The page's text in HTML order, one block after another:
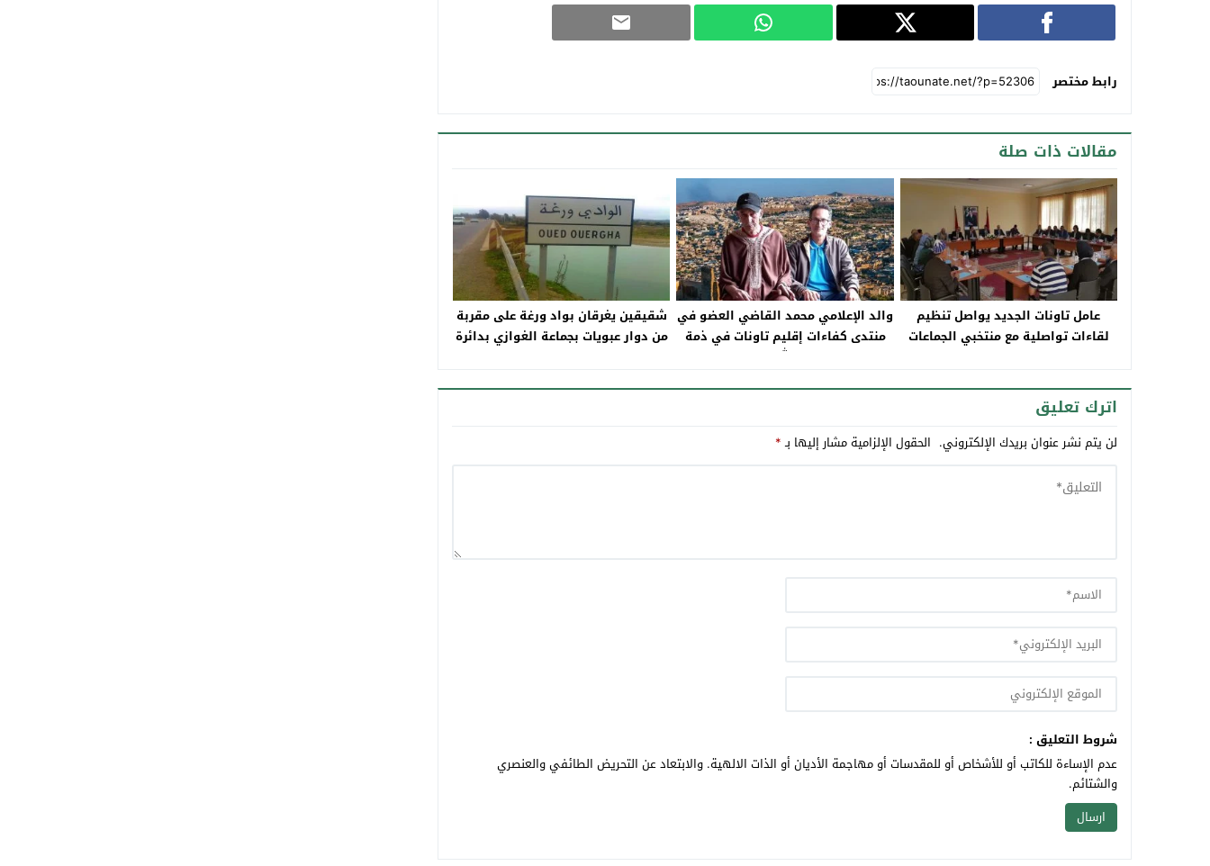
رابط مختصر
مقالات ذات صلة
عامل تاونات الجديد يواصل تنظيم
لقاءات تواصلية مع منتخبي الجماعات
والد الإعلامي محمد القاضي العضو في
منتدى كفاءات إقليم تاونات في ذمة
الله
شقيقين يغرقان بواد ورغة على مقربة
من دوار عبويات بجماعة الغوازي بدائرة
اترك تعليق
لن يتم نشر عنوان بريدك الإلكتروني. الحقول الإلزامية مشار إليها بـ*
شروط التعليق :
عدم الإساءة للكاتب أو للأشخاص أو للمقدسات أو مهاجمة الأديان أو الذات الالهية. والابتعاد عن التحريض الطائفي والعنصري
والشتائم.